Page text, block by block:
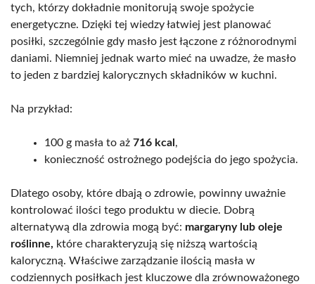
tych, którzy dokładnie monitorują swoje spożycie
energetyczne. Dzięki tej wiedzy łatwiej jest planować
posiłki, szczególnie gdy masło jest łączone z różnorodnymi
daniami. Niemniej jednak warto mieć na uwadze, że masło
to jeden z bardziej kalorycznych składników w kuchni.
Na przykład:
100 g masła to aż 716 kcal ,
konieczność ostrożnego podejścia do jego spożycia.
Dlatego osoby, które dbają o zdrowie, powinny uważnie
kontrolować ilości tego produktu w diecie. Dobrą
alternatywą dla zdrowia mogą być: margaryny lub oleje
roślinne, które charakteryzują się niższą wartością
kaloryczną. Właściwe zarządzanie ilością masła w
codziennych posiłkach jest kluczowe dla zrównoważonego